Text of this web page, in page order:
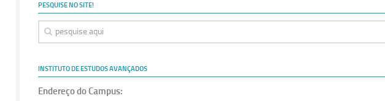
PESQUISE NO SITE!
INSTITUTO DE ESTUDOS AVANÇADOS
Endereço do Campus: